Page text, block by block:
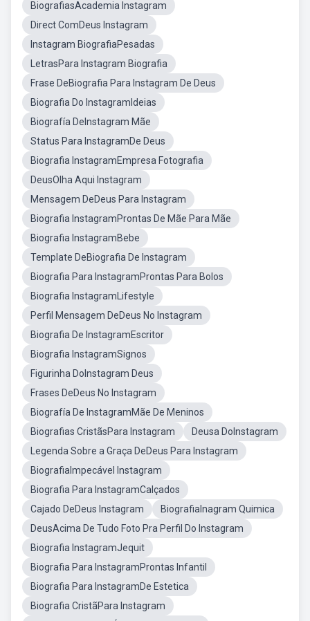
BiografiasAcademia Instagram
Direct ComDeus Instagram
Instagram BiografiaPesadas
LetrasPara Instagram Biografia
Frase DeBiografia Para Instagram De Deus
Biografia Do InstagramIdeias
Biografía DeInstagram Mãe
Status Para InstagramDe Deus
Biografia InstagramEmpresa Fotografia
DeusOlha Aqui Instagram
Mensagem DeDeus Para Instagram
Biografia InstagramProntas De Mãe Para Mãe
Biografia InstagramBebe
Template DeBiografia De Instagram
Biografia Para InstagramProntas Para Bolos
Biografia InstagramLifestyle
Perfil Mensagem DeDeus No Instagram
Biografia De InstagramEscritor
Biografia InstagramSignos
Figurinha DoInstagram Deus
Frases DeDeus No Instagram
Biografía De InstagramMãe De Meninos
Biografias CristãsPara Instagram
Deusa DoInstagram
Legenda Sobre a Graça DeDeus Para Instagram
BiografiaImpecável Instagram
Biografia Para InstagramCalçados
Cajado DeDeus Instagram
BiografiaInagram Quimica
DeusAcima De Tudo Foto Pra Perfil Do Instagram
Biografia InstagramJequit
Biografia Para InstagramProntas Infantil
Biografia Para InstagramDe Estetica
Biografia CristãPara Instagram